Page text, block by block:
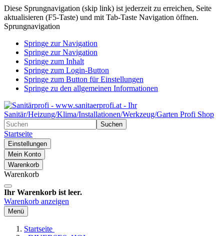
Diese Sprungnavigation (skip link) ist jederzeit zu erreichen, Seite
aktualisieren (F5-Taste) und mit Tab-Taste Navigation öffnen.
Sprungnavigation
Springe zur Navigation
Springe zur Navigation
Springe zum Inhalt
Springe zum Login-Button
Springe zum Button für Einstellungen
Springe zu den allgemeinen Informationen
Suchen
Startseite
Einstellungen
Mein Konto
Warenkorb
Warenkorb
Ihr Warenkorb ist leer.
Warenkorb anzeigen
Menü
Startseite